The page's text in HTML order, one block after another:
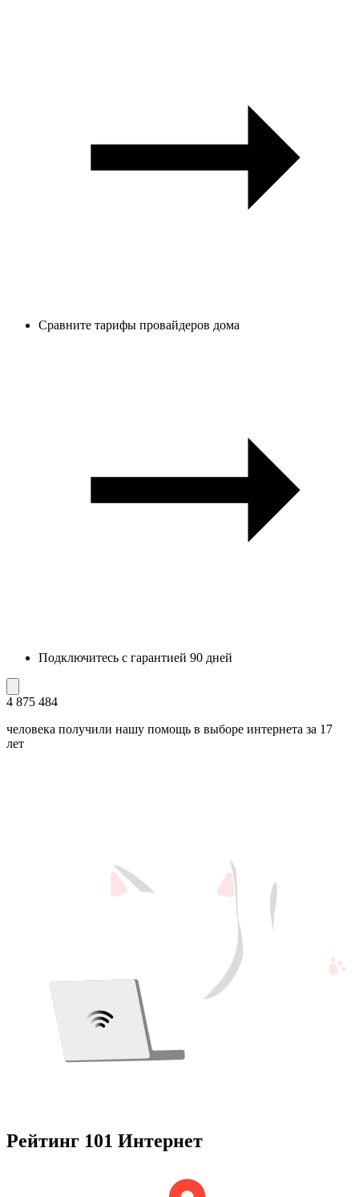
Сравните тарифы провайдеров дома
Подключитесь с гарантией 90 дней
4 875 484
человека получили нашу помощь в выборе интернета за 17
лет
Рейтинг 101 Интернет